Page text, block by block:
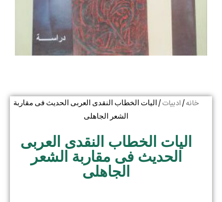
خانه/ ادبیات/ الیات الخطاب النقدی العربی الحدیث فی مقاربة
الشعر الجاهلی
الیات الخطاب النقدی العربی
الحدیث فی مقاربة الشعر
الجاهلی